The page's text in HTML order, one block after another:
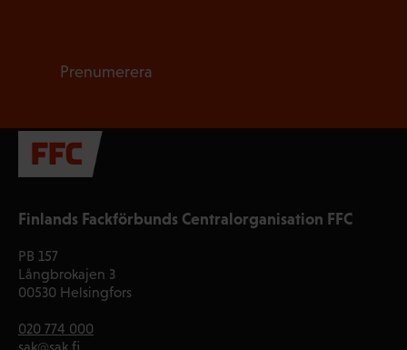
Finlands Fackförbunds Centralorganisation FFC
PB 157
Långbrokajen 3
00530 Helsingfors
020 774 000
Prenumerera